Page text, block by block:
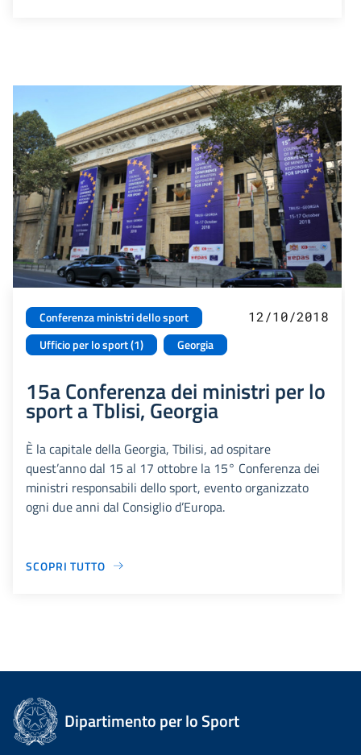
Conferenza ministri dello sport
Ufficio per lo sport (1)
Georgia
12/10/2018
15a Conferenza dei ministri per lo
sport a Tblisi, Georgia
È la capitale della Georgia, Tbilisi, ad ospitare
quest’anno dal 15 al 17 ottobre la 15° Conferenza dei
ministri responsabili dello sport, evento organizzato
ogni due anni dal Consiglio d’Europa.
SCOPRI TUTTO
Dipartimento per lo Sport